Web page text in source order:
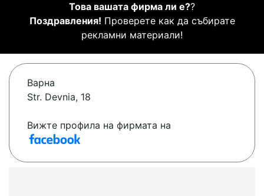
Това вашата фирма ли е??
Поздравления! Проверете как да събирате
рекламни материали!
Варна
Str. Devnia, 18
Вижте профила на фирмата на